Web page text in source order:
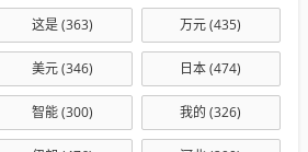
这是(363) 万元(435)
美元(346) 日本(474)
智能(300) 我的 (326)